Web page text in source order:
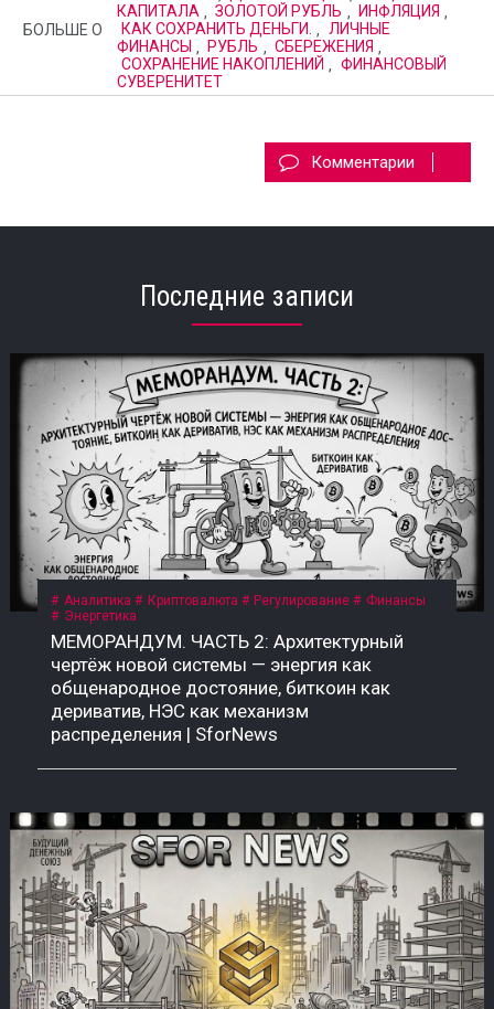
БОЛЬШЕ О
КАПИТАЛА , ЗОЛОТОЙ РУБЛЬ , ИНФЛЯЦИЯ ,
КАК СОХРАНИТЬ ДЕНЬГИ. , ЛИЧНЫЕ
ФИНАНСЫ , РУБЛЬ , СБЕРЕЖЕНИЯ ,
СОХРАНЕНИЕ НАКОПЛЕНИЙ , ФИНАНСОВЫЙ
СУВЕРЕНИТЕТ
Комментарии
Последние записи
Аналитика Криптовалюта Регулирование
Финансы
Энергетика
МЕМОРАНДУМ. ЧАСТЬ 2: Архитектурный
чертёж новой системы — энергия как
общенародное достояние, биткоин как
дериватив, НЭС как механизм
распределения | SforNews